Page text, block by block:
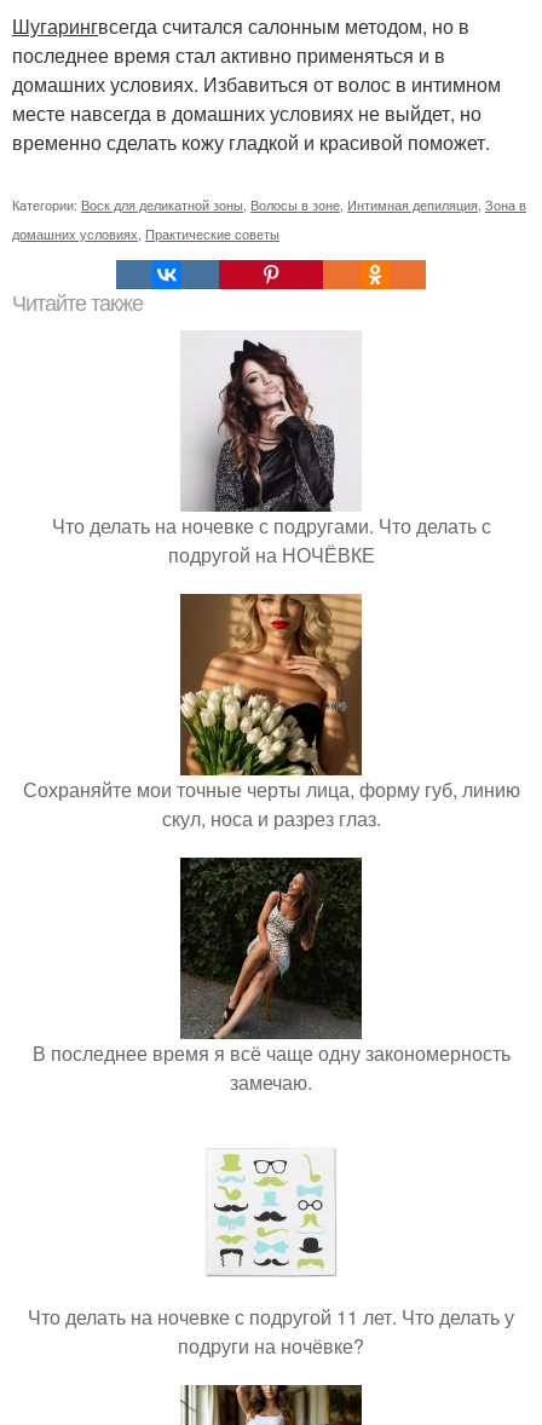
Шугарингвсегда считался салонным методом, но в
последнее время стал активно применяться и в
домашних условиях. Избавиться от волос в интимном
месте навсегда в домашних условиях не выйдет, но
временно сделать кожу гладкой и красивой поможет.
Категории: Воск для деликатной зоны Волосы в зоне Интимная депиляция Зона в
домашних условиях Практические советы
Читайте также
Что делать на ночевке с подругами. Что делать с
подругой на НОЧЁВКЕ
Сохраняйте мои точные черты лица, форму губ, линию
скул, носа и разрез глаз.
В последнее время я всё чаще одну закономерность
замечаю.
Что делать на ночевке с подругой 11 лет. Что делать у
подруги на ночёвке?